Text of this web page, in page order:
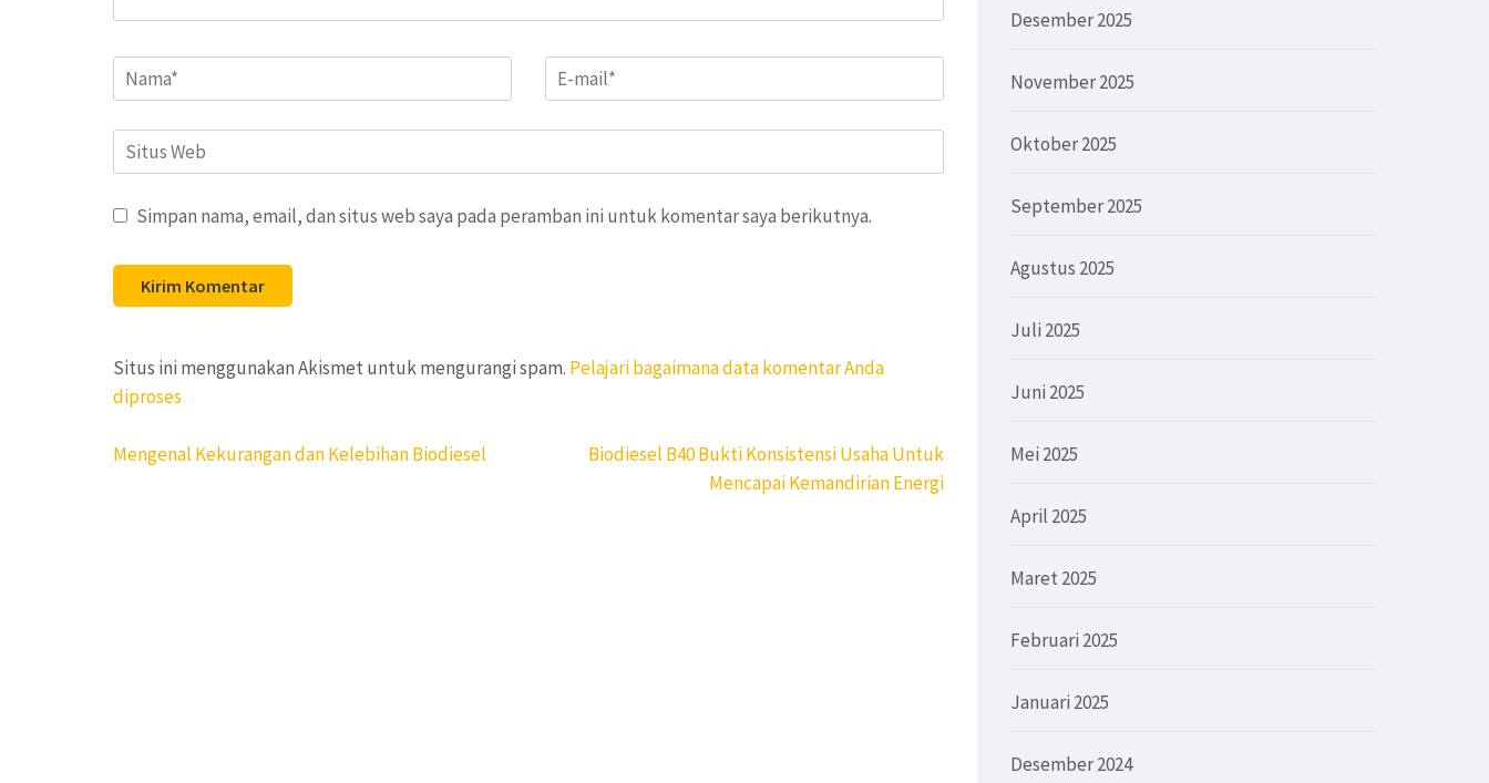
Name* Email*
Situs
Web
Simpan nama, email, dan situs web saya pada peramban ini untuk komentar saya berikutnya.
Situs ini menggunakan Akismet untuk mengurangi spam. Pelajari bagaimana data komentar Anda
diproses
Navigasi
Mengenal Kekurangan dan Kelebihan Biodiesel
Biodiesel B40 Bukti Konsistensi Usaha Untuk
Mencapai Kemandirian Energi
Desember 2025
November 2025
Oktober 2025
September 2025
Agustus 2025
Juli 2025
Juni 2025
Mei 2025
April 2025
Maret 2025
Februari 2025
Januari 2025
Desember 2024